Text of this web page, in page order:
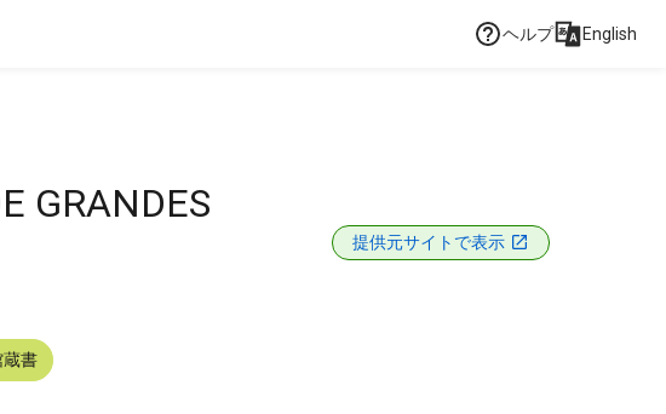
ヘルプ English
GRANDES
提供元サイトで表示
蔵書